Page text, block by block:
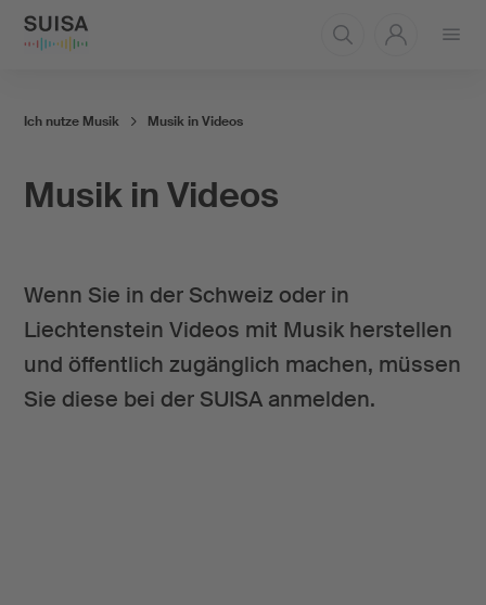
Musik in Videos
Wenn Sie in der Schweiz oder in
Liechtenstein Videos mit Musik herstellen
und öffentlich zugänglich machen, müssen
Sie diese bei der SUISA anmelden.
Ich nutze Musik Musik in Videos